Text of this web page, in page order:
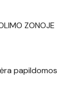
ZONOJE
papildomos